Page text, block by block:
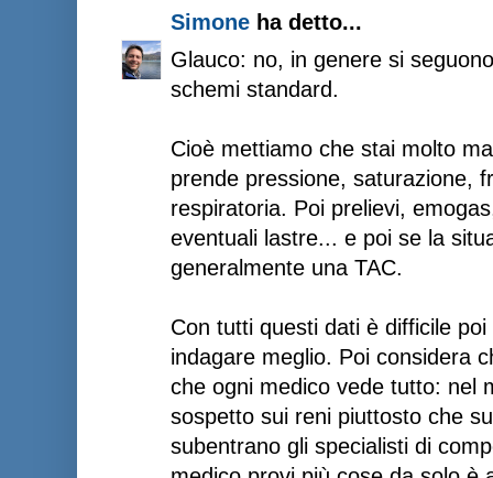
Simone ha detto...
Glauco: no, in genere si
schemi standard.
Cioè mettiamo che stai molto
prende pressione, saturazione,
respiratoria. Poi prelievi,
eventuali lastre... e poi se la
generalmente una TAC.
Con tutti questi dati è difficile
indagare meglio. Poi considera
che ogni medico vede tutto: nel
sospetto sui reni piuttosto che
subentrano gli specialisti di